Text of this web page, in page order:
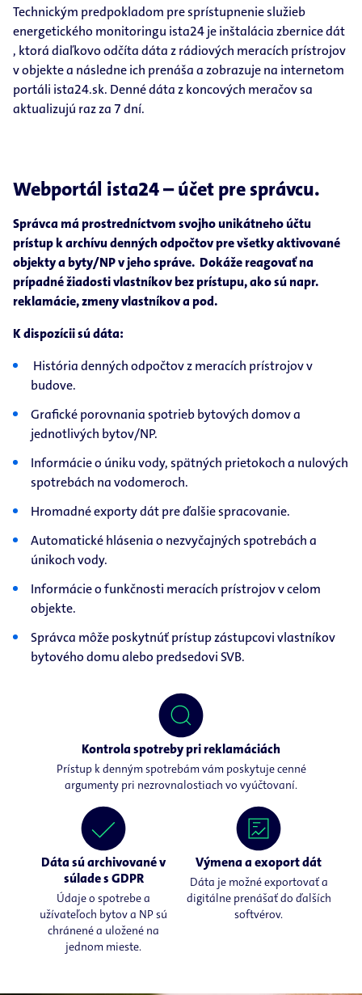
Technickým predpokladom pre sprístupnenie služieb
energetického monitoringu ista24 je inštalácia zbernice dát
, ktorá diaľkovo odčíta dáta z rádiových meracích prístrojov
v objekte a následne ich prenáša a zobrazuje na internetom
portáli ista24.sk. Denné dáta z koncových meračov sa
aktualizujú raz za 7 dní.
Webportál ista24 – účet pre správcu.
Správca má prostredníctvom svojho unikátneho účtu
prístup k archívu denných odpočtov pre všetky aktivované
objekty a byty/NP v jeho správe. Dokáže reagovať na
prípadné žiadosti vlastníkov bez prístupu, ako sú napr.
reklamácie, zmeny vlastníkov a pod.
K dispozícii sú dáta:
História denných odpočtov z meracích prístrojov v
budove.
Grafické porovnania spotrieb bytových domov a
jednotlivých bytov/NP.
Informácie o úniku vody, spätných prietokoch a nulových
spotrebách na vodomeroch.
Hromadné exporty dát pre ďalšie spracovanie.
Automatické hlásenia o nezvyčajných spotrebách a
únikoch vody.
Informácie o funkčnosti meracích prístrojov v celom
objekte.
Správca môže poskytnúť prístup zástupcovi vlastníkov
bytového domu alebo predsedovi SVB.
Kontrola spotreby pri reklamáciách
Prístup k denným spotrebám vám poskytuje cenné
argumenty pri nezrovnalostiach vo vyúčtovaní.
Dáta sú archivované v
súlade s GDPR
Údaje o spotrebe a
užívateľoch bytov a NP sú
chránené a uložené na
jednom mieste.
Výmena a exoport dát
Dáta je možné exportovať a
digitálne prenášať do ďalších
softvérov.